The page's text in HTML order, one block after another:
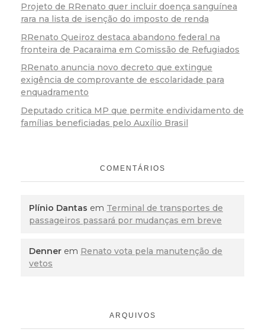
Projeto de RRenato quer incluir doença sanguínea
rara na lista de isenção do imposto de renda
RRenato Queiroz destaca abandono federal na
fronteira de Pacaraima em Comissão de Refugiados
RRenato anuncia novo decreto que extingue
exigência de comprovante de escolaridade para
enquadramento
Deputado critica MP que permite endividamento de
famílias beneficiadas pelo Auxílio Brasil
COMENTÁRIOS
Plínio Dantas em Terminal de transportes de
passageiros passará por mudanças em breve
Denner em Renato vota pela manutenção de
vetos
ARQUIVOS